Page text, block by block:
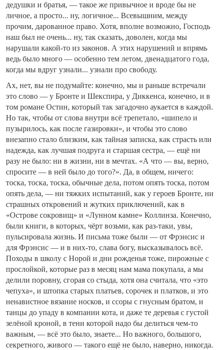
дедушки и братья, — такое же привычное и вроде бы не
личное, а просто... ну, логичное... Всевышним, между
прочим, дарованное право. Хотя, вполне возможно, Господь
наш был не очень... ну, так сказать, доволен, когда мы
нарушали какой-то из законов. А этих нарушений и впрямь
ведь было много — особенно тем летом, двенадцатого года,
когда мы вдруг узнали... узнали про свободу.
Ах, нет, вы не подумайте: конечно, мы и раньше встречали
это слово — у Бронте и Шекспира, у Диккенса, конечно, и в
том романе Остин, который так загадочно аукается в каждой.
Но так, чтобы от слова внутри всё трепетало, «шипело и
пузырилось, как после газировки», и чтобы это слово
внезапно стало близким, как тайная записка, как страсть или
надежда, как лучшая подруга и старшая сестра, — ещё ни
разу не было: ни в жизни, ни в мечтах. «А что — вы, верно,
спросите — в ней было до того?». Да, в общем, ничего:
тоска, тоска, тоска, обычные дела, потом опять тоска, потом
опять дела, — ни тяжких испытаний, как у героев Бронте, ни
страшных откровений и жутких приключений, как в
«Острове сокровищ» и «Лунном камне» Коллинза. Конечно,
были книги, в которых, чёрт возьми, как раз-таки, увы,
пульсировала жизнь. И письма тоже были — от Фрэнсис и
для Фрэнсис — и в них-то, слава богу, высказывалось всё.
Походы в школу с Норой и дни рожденья тоже, пирожные с
прослойкой, которые раз в месяц нам мама покупала, а мы
делили поровну, сгорая со стыда, хотя она считала, что «это
чепуха», и штопка старых платьев, сорочек и платков, и это
ненавистное вязание носков, и ссоры с гнусным братом, и
танцы до упаду в компании кота, и даже те деревья с густой
зелёной кроной, в тени которой надо бы делиться чем-то
важным, — всё это было, знаете... Но важного, большого,
секретного, живого — такого ещё не было, наверно, никогда.